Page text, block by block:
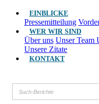
EINBLICKE
Pressemitteilung
WER WIR SIND
Über uns Unser Team
Unsere Zitate
KONTAKT